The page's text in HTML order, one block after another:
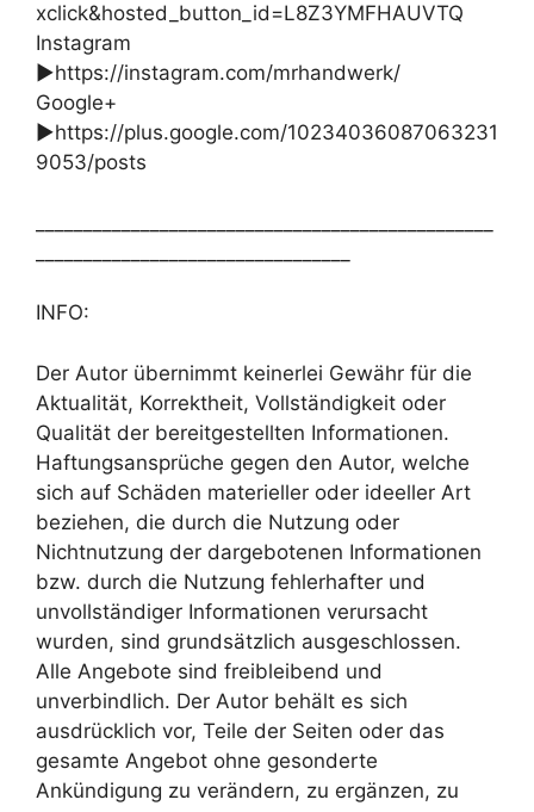
xclick&hosted_button_id=L8Z3YMFHAUVTQ
Instagram
►https://instagram.com/mrhandwerk/
Google+
►https://plus.google.com/10234036087063231
9053/posts
INFO:
Der Autor übernimmt keinerlei Gewähr für die
Aktualität, Korrektheit, Vollständigkeit oder
Qualität der bereitgestellten Informationen.
Haftungsansprüche gegen den Autor, welche
sich auf Schäden materieller oder ideeller Art
beziehen, die durch die Nutzung oder
Nichtnutzung der dargebotenen Informationen
bzw. durch die Nutzung fehlerhafter und
unvollständiger Informationen verursacht
wurden, sind grundsätzlich ausgeschlossen.
Alle Angebote sind freibleibend und
unverbindlich. Der Autor behält es sich
ausdrücklich vor, Teile der Seiten oder das
gesamte Angebot ohne gesonderte
Ankündigung zu verändern, zu ergänzen, zu